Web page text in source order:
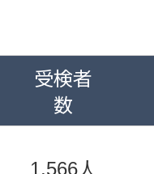
受検者
数
1,566人